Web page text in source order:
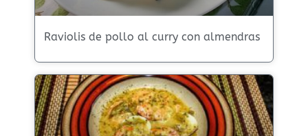
Raviolis de pollo al curry con almendras